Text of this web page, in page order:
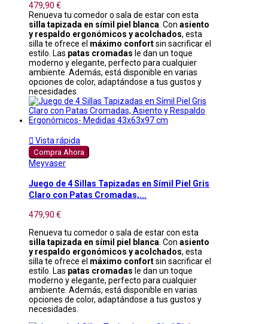
479,90 €
Renueva tu comedor o sala de estar con esta
silla tapizada en símil piel blanca . Con asiento
y respaldo ergonómicos y acolchados, esta
silla te ofrece el máximo confortsin sacrificar el
estilo. Las patas cromadas le dan un toque
moderno y elegante, perfecto para cualquier
ambiente. Además, está disponible en varias
opciones de color, adaptándose a tus gustos y
necesidades.
 Vista rápida
Compra Ahora
Meyvaser
Juego de 4 Sillas Tapizadas en Símil Piel Gris
Claro con Patas Cromadas,...
479,90 €
Renueva tu comedor o sala de estar con esta
silla tapizada en símil piel blanca. Con asiento
y respaldo ergonómicos y acolchados, esta
silla te ofrece el máximo confortsin sacrificar el
estilo. Las patas cromadas le dan un toque
moderno y elegante, perfecto para cualquier
ambiente. Además, está disponible en varias
opciones de color, adaptándose a tus gustos y
necesidades.